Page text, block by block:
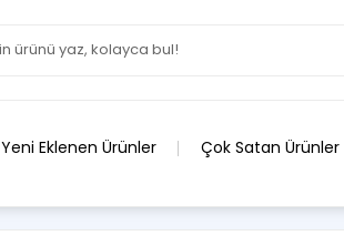
Yeni Eklenen Ürünler Çok Satan Ürünler